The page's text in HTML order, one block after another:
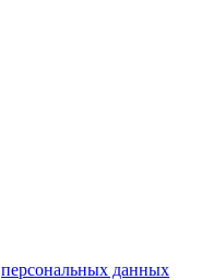
персональных данных